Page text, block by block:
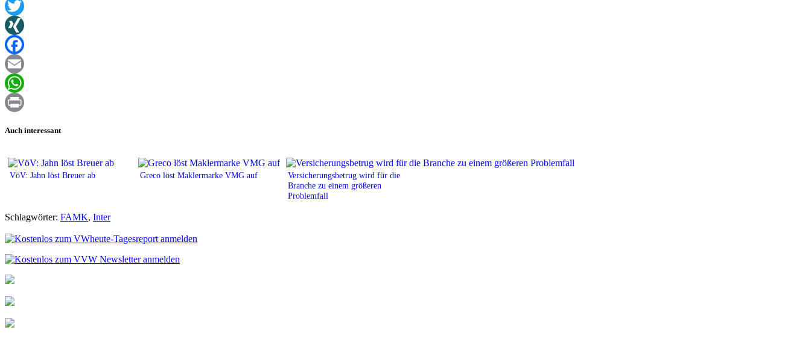
Twitter
XING
Facebook
Email
WhatsApp
Auch interessant
VöV: Jahn löst Breuer ab Greco löst Maklermarke VMG auf
Versicherungsbetrug wird für die
Branche zu einem größeren
Problemfall
Schlagwörter: FAMK, Inter